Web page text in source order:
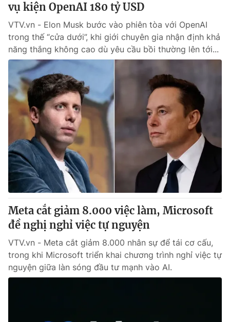
vụ kiện OpenAI 180 tỷ USD
VTV.vn - Elon Musk bước vào phiên tòa với OpenAI
trong thế “cửa dưới”, khi giới chuyên gia nhận định khả
năng thắng không cao dù yêu cầu bồi thường lên tới...
Meta cắt giảm 8.000 việc làm, Microsoft
đề nghị nghỉ việc tự nguyện
VTV.vn - Meta cắt giảm 8.000 nhân sự để tái cơ cấu,
trong khi Microsoft triển khai chương trình nghỉ việc tự
nguyện giữa làn sóng đầu tư mạnh vào AI.